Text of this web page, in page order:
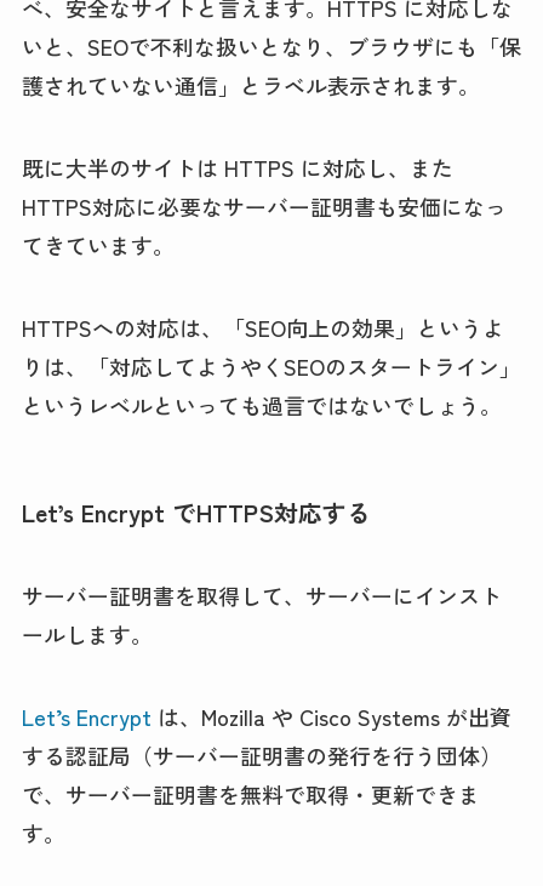
べ、安全なサイトと言えます。HTTPS に対応しな
いと、SEOで不利な扱いとなり、ブラウザにも「保
護されていない通信」とラベル表示されます。
既に大半のサイトは HTTPS に対応し、また
HTTPS対応に必要なサーバー証明書も安価になっ
てきています。
HTTPSへの対応は、「SEO向上の効果」というよ
りは、「対応してようやくSEOのスタートライン」
というレベルといっても過言ではないでしょう。
Let’s Encrypt でHTTPS対応する
サーバー証明書を取得して、サーバーにインスト
ールします。
Let’s Encrypt は、Mozilla や Cisco Systems が出資
する認証局（サーバー証明書の発行を行う団体）
で、サーバー証明書を無料で取得・更新できま
す。